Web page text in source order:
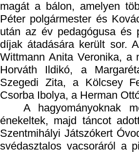
Csorba Ibolya, a Herman
A hagyományoknak
énekeltek, majd táncot
Szentmihályi Játszókert
svédasztalos vacsoráról a
közmegelégedésre, utána
minőségben. Közben